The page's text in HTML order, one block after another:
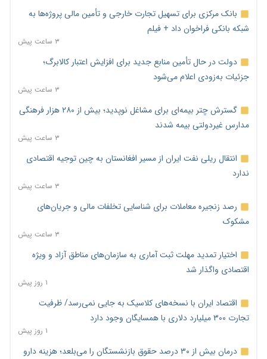
بانک مرکزی برای تسهیل تجارت خارجی و تأمین مالی پروژه‌ها به
شبکه بانکی فراخوان داد + فیلم
۳ ساعت پیش
دولت در حال تأمین منابع جدید برای افزایش اعتبار کالابرگ؛
جزئیات به‌زودی اعلام می‌شود
۳ ساعت پیش
گسترش چتر بیمه‌ای برای مشاغل نوپدید؛ بیش از ۲۸۰ هزار فرهنگی
مدارس غیردولتی بیمه شدند
۳ ساعت پیش
انتقال ریلی نفت ایران از مسیر افغانستان به چین توجیه اقتصادی
ندارد
۳ ساعت پیش
رصد زنجیره معاملات برای شناسایی تخلفات مالی و جریان‌های
مشکوک
۳ ساعت پیش
اختیار تمدید مهلت ثبت آماری به سازمان‌های مناطق آزاد و ویژه
اقتصادی واگذار شد
۱ روز پیش
اقتصاد ایران با نسخه‌های کلاسیک به جایی نمی‌رسد/ ظرفیت
تجارت ۳۰۰ میلیارد دلاری با همسایگان وجود دارد
۱ روز پیش
درمان بیش از ۳۰ درصد حقوق بازنشستگان را می‌بلعد؛ هزینه دارو